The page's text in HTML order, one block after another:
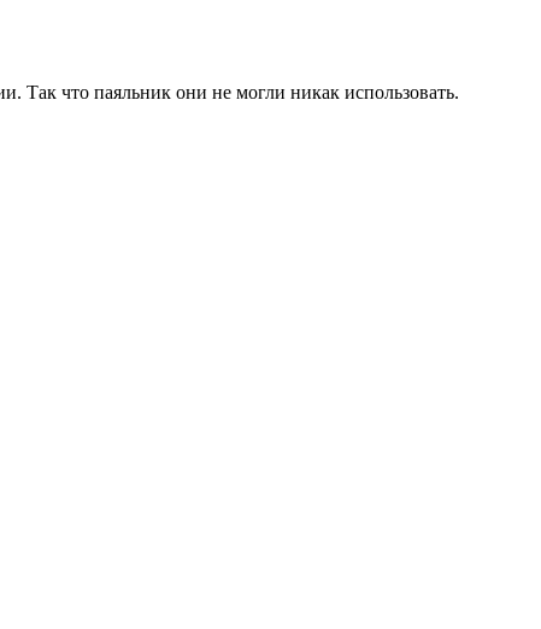
Так что паяльник они не могли никак использовать.